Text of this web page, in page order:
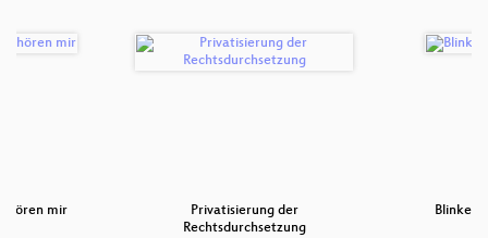
mir
Privatisierung der
Rechtsdurchsetzung